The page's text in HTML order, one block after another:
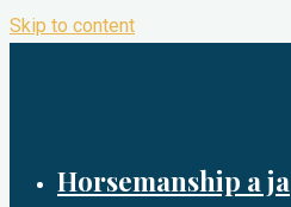
Skip to content
Horsemanship a ja